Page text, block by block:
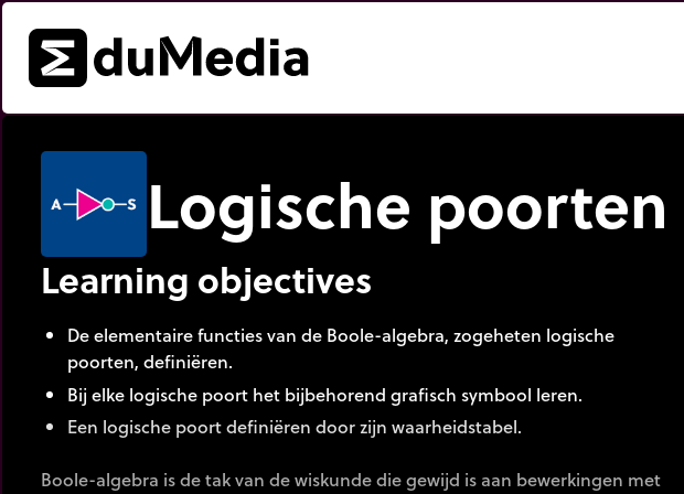
Logische poorten
Learning objectives
De elementaire functies van de Boole-algebra, zogeheten logische
poorten, definiëren.
Bij elke logische poort het bijbehorend grafisch symbool leren.
Een logische poort definiëren door zijn waarheidstabel.
Boole-algebra is de tak van de wiskunde die gewijd is aan bewerkingen met